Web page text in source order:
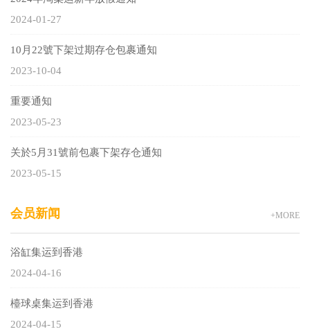
2024-01-27
10月22號下架过期存仓包裹通知
2023-10-04
重要通知
2023-05-23
关於5月31號前包裹下架存仓通知
2023-05-15
会员新闻 +MORE
浴缸集运到香港
2024-04-16
檯球桌集运到香港
2024-04-15